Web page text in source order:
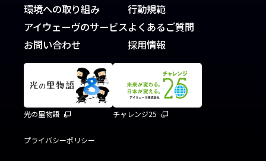
環境への取り組み
アイウェーヴのサービス
お問い合わせ
行動規範
よくあるご質問
採用情報
光の里物語 チャレンジ25
プライバシーポリシー